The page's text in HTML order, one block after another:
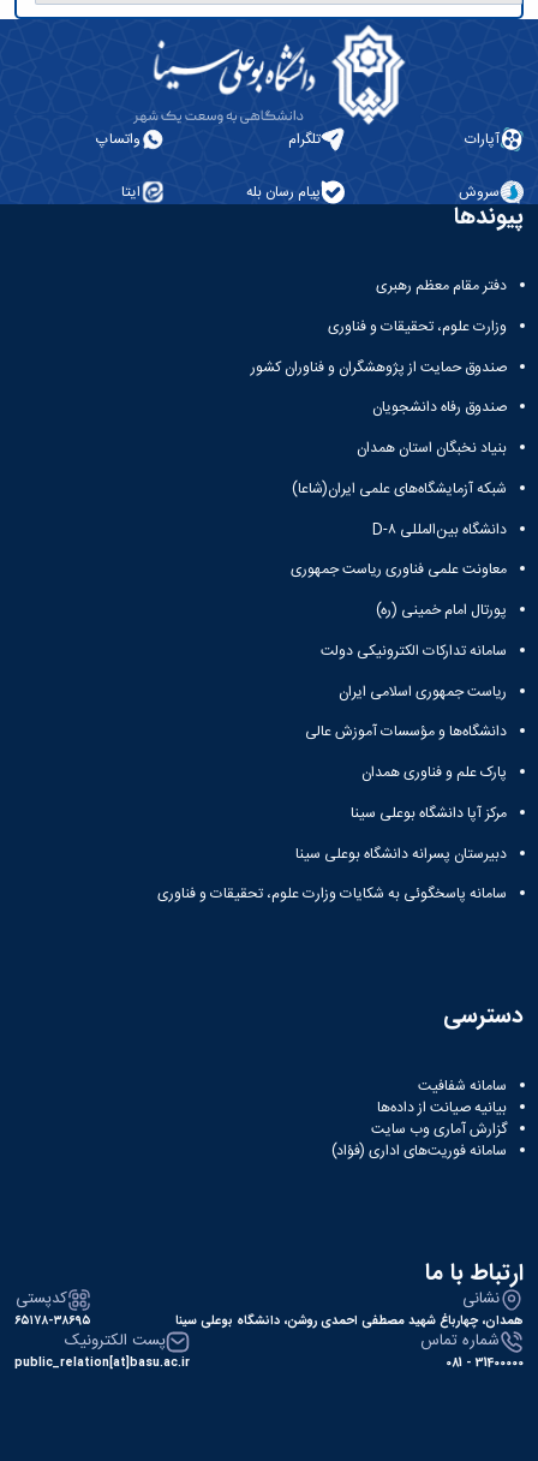
آپارات تلگرام واتساپ
سروش پیام رسان بله ایتا
پیوندها
دفتر مقام معظم رهبری
وزارت علوم، تحقیقات و فناوری
صندوق حمایت از پژوهشگران و فناوران کشور
صندوق رفاه دانشجویان
بنیاد نخبگان استان همدان
شبکه آزمایشگاه‌های علمی ایران(شاعا)
دانشگاه بین‌المللی D-۸
معاونت علمی فناوری ریاست جمهوری
پورتال امام خمینی (ره)
سامانه تدارکات الکترونیکی دولت
ریاست جمهوری اسلامی ایران
دانشگاه‌ها و مؤسسات آموزش عالی
پارک علم و فناوری همدان
مرکز آپا دانشگاه بوعلی سینا
دبیرستان پسرانه دانشگاه بوعلی سینا
سامانه پاسخگوئی به شکایات وزارت علوم، تحقیقات و فناوری
دسترسی
سامانه شفافیت
بیانیه صیانت از داده‌ها
گزارش آماری وب‌ سایت
سامانه فوریت‌های اداری (فؤاد)
ارتباط با ما
نشانی
همدان، چهارباغ شهید مصطفی احمدی روشن، دانشگاه بوعلی سینا
کدپستی
۶۵۱۷۸-۳۸۶۹۵
شماره تماس
31400000 - 081
پست الکترونیک
public_relation[at]basu.ac.ir